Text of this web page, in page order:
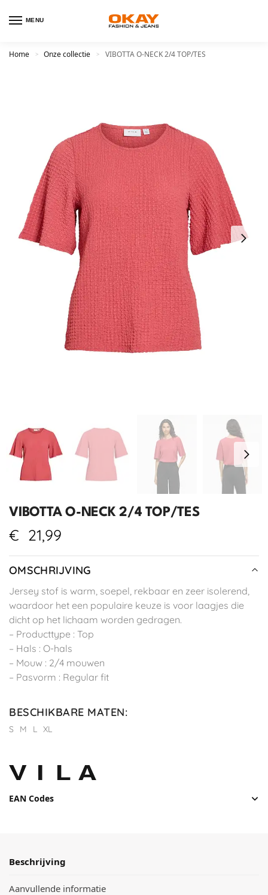
MENU
Home > Onze collectie > VIBOTTA O-NECK 2/4 TOP/TES
VIBOTTA O-NECK 2/4 TOP/TES
€ 21,99
OMSCHRIJVING
Jersey stof is warm, soepel, rekbaar en zeer isolerend,
waardoor het een populaire keuze is voor laagjes die
dicht op het lichaam worden gedragen.
– Producttype : Top
– Hals : O-hals
– Mouw : 2/4 mouwen
– Pasvorm : Regular fit
BESCHIKBARE MATEN:
S M L XL
EAN Codes
Beschrijving
Aanvullende informatie